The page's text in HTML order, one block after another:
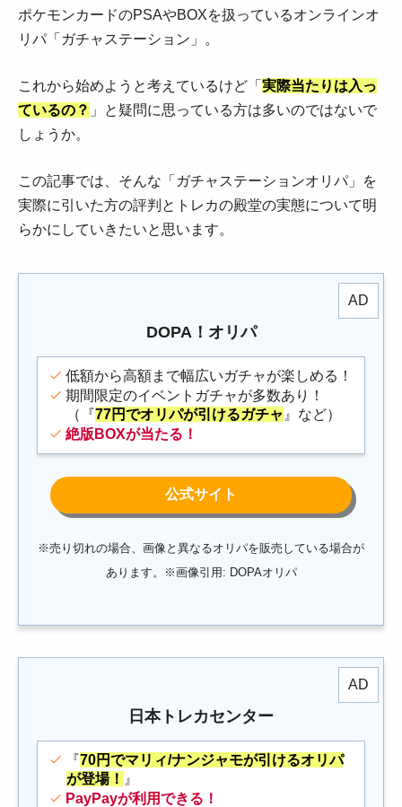
ポケモンカードのPSAやBOXを扱っているオンラインオ
リパ「ガチャステーション」。
これから始めようと考えているけど「 実際当たりは入っ
ているの？ 」と疑問に思っている方は多いのではないで
しょうか。
この記事では、そんな「ガチャステーションオリパ」を
実際に引いた方の評判とトレカの殿堂の実態について明
らかにしていきたいと思います。
DOPA！オリパ
低額から高額まで幅広いガチャが楽しめる！
期間限定のイベントガチャが多数あり！
（『77円でオリパが引けるガチャ 』など）
絶版BOXが当たる！
※売り切れの場合、画像と異なるオリパを販売している場合が
あります。※画像引用: DOPAオリパ
日本トレカセンター
『70円でマリィ/ナンジャモが引けるオリパ
が登場！ 』
PayPayが利用できる！